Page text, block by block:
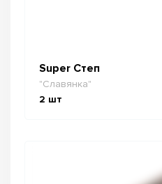
Super Степ
"Славянка"
2 шт